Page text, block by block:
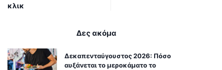
κλικ
Δες ακόμα
Δεκαπενταύγουστος 2026: Πόσο
αυξάνεται το μεροκάματο το